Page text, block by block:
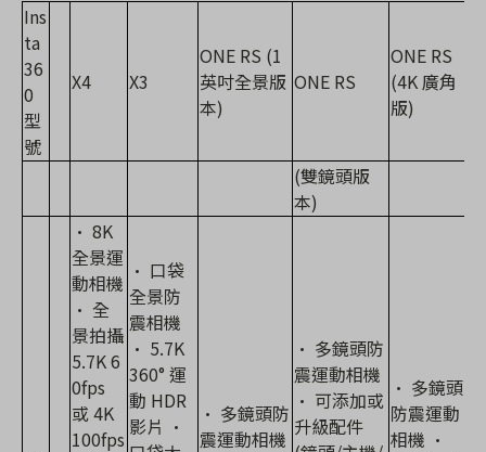
Ins
ta
36
0
型
號
X4 X3
ONE RS (1
英吋全景版
本)
ONE RS
ONE RS
(4K 廣角
版)
(雙鏡頭版
本)
• 8K
全景運
動相機
• 全
景拍攝
5.7K 6
0fps
或 4K
100fps
• 口袋
全景防
震相機
• 5.7K
360° 運
動 HDR
影片 •
• 多鏡頭防
震運動相機
• 多鏡頭防
震運動相機
• 可添加或
升級配件
• 多鏡頭
防震運動
相機 •